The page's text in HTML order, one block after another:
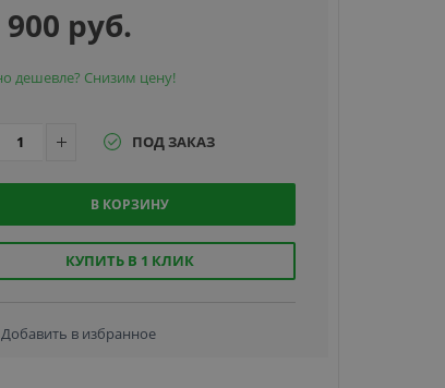
900 руб.
дешевле? Снизим цену!
ПОД ЗАКАЗ
В КОРЗИНУ
КУПИТЬ В 1 КЛИК
Добавить в избранное